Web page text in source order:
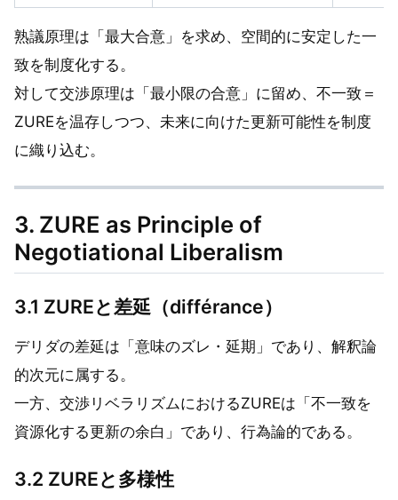
熟議原理は「最大合意」を求め、空間的に安定した一
致を制度化する。
対して交渉原理は「最小限の合意」に留め、不一致＝
ZUREを温存しつつ、未来に向けた更新可能性を制度
に織り込む。
3. ZURE as Principle of
Negotiational Liberalism
3.1 ZUREと差延（différance）
デリダの差延は「意味のズレ・延期」であり、解釈論
的次元に属する。
一方、交渉リベラリズムにおけるZUREは「不一致を
資源化する更新の余白」であり、行為論的である。
3.2 ZUREと多様性